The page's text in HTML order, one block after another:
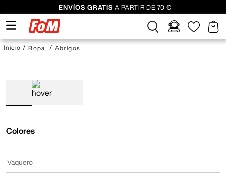
ENVÍOS GRATIS A PARTIR DE 70 €
Ropa Abrigos
Colores
Vaquero